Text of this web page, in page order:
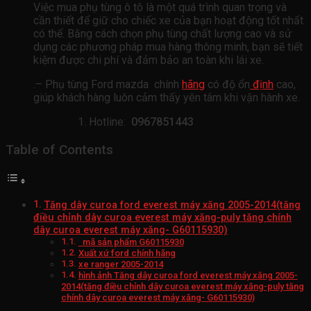
Việc mua phụ tùng ô tô là một quá trình quan trọng và
cần thiết để giữ cho chiếc xe của bạn hoạt động tốt nhất
có thể. Bằng cách chọn phụ tùng chất lượng cao và sử
dụng các phương pháp mua hàng thông minh, bạn sẽ tiết
kiệm được chi phí và đảm bảo an toàn khi lái xe.
.– Phụ tùng Ford mazda chính hãng có độ ổn định cao,
giúp khách hàng luôn cảm thấy yên tâm khi vận hành xe.
Hotline: 0967851443
Table of Contents
Tăng dây curoa ford everest máy xăng 2005-2014(tăng
điều chỉnh dây curoa everest máy xăng-puly tăng chính
dây curoa everest máy xăng- G60115930)
mã sản phẩm G60115930
Xuất xứ ford chính hãng
xe ranger 2005-2014
hình ảnh Tăng dây curoa ford everest máy xăng 2005-
2014(tăng điều chỉnh dây curoa everest máy xăng-puly tăng
chính dây curoa everest máy xăng- G60115930)